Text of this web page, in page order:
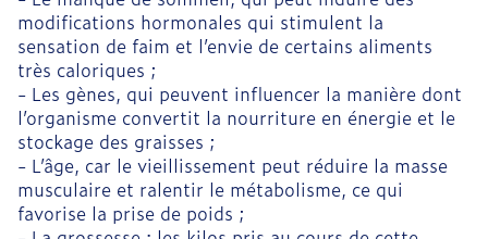
modifications hormonales qui stimulent la
sensation de faim et l’envie de certains aliments
très caloriques ;
- Les gènes, qui peuvent influencer la manière dont
l’organisme convertit la nourriture en énergie et le
stockage des graisses ;
- L’âge, car le vieillissement peut réduire la masse
musculaire et ralentir le métabolisme, ce qui
favorise la prise de poids ;